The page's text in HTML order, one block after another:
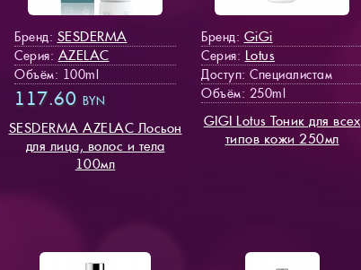
Бренд: SESDERMA
Серия: AZELAC
Объём: 100ml
117.60 BYN
SESDERMA AZELAC Лосьон
для лица, волос и тела
100мл
Бренд: GiGi
Серия: Lotus
Доступ: Специалистам
Объём: 250ml
GIGI Lotus Тоник для всех
типов кожи 250мл